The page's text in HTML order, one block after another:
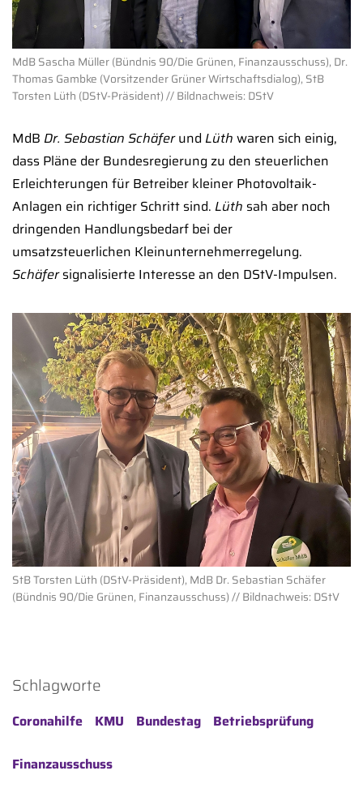
MdB Sascha Müller (Bündnis 90/Die Grünen, Finanzausschuss), Dr.
Thomas Gambke (Vorsitzender Grüner Wirtschaftsdialog), StB
Torsten Lüth (DStV-Präsident) // Bildnachweis: DStV
MdB Dr. Sebastian Schäferund Lüth waren sich einig,
dass Pläne der Bundesregierung zu den steuerlichen
Erleichterungen für Betreiber kleiner Photovoltaik-
Anlagen ein richtiger Schritt sind. Lüth sah aber noch
dringenden Handlungsbedarf bei der
umsatzsteuerlichen Kleinunternehmerregelung.
Schäfersignalisierte Interesse an den DStV-Impulsen.
StB Torsten Lüth (DStV-Präsident), MdB Dr. Sebastian Schäfer
(Bündnis 90/Die Grünen, Finanzausschuss) // Bildnachweis: DStV
Schlagworte
Coronahilfe KMU Bundestag Betriebsprüfung
Finanzausschuss